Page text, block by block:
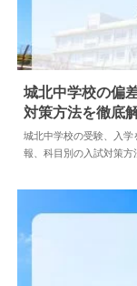
中学情報
城北中学校の偏
対策方法を徹底
城北中学校の受験、入
報、科目別の入試対策方